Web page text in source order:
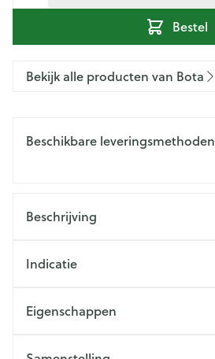
Bestel
Bekijk alle producten van Bota
Beschikbare leveringsmethoden
Beschrijving
Indicatie
Eigenschappen